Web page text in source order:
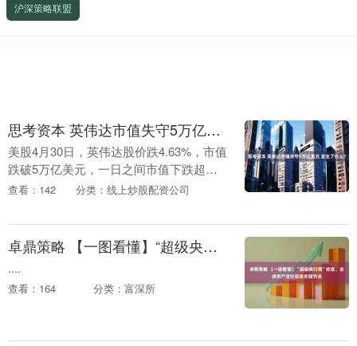
沪深策略联盟
思考资本 英伟达市值失守5万亿美元 发生了什么？
美股4月30日，英伟达股价跌4.63%，市值
跌破5万亿美元，一日之间市值下跌超
2300亿美元（超1.5万亿人民币）。美股4
美....
查看：142 分类：线上炒股配资公司
卓鼎策略 【一图看懂】“超级央行周”收官，全球资产定价迎来关键节点
....
查看：164 分类：富深所